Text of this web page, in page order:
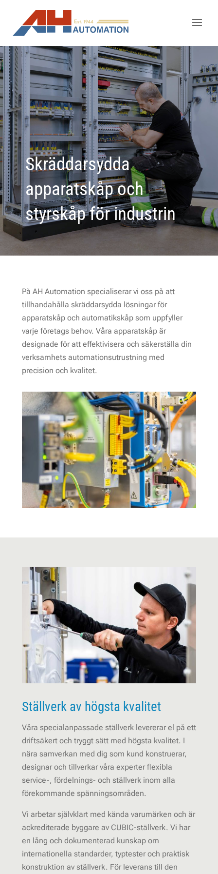
Skräddarsydda
apparatskåp och
styrskåp för industrin
På AH Automation specialiserar vi oss på att
tillhandahålla skräddarsydda lösningar för
apparatskåp och automatikskåp som uppfyller
varje företags behov. Våra apparatskåp är
designade för att effektivisera och säkerställa din
verksamhets automationsutrustning med
precision och kvalitet.
Ställverk av högsta kvalitet
Våra specialanpassade ställverk levererar el på ett
driftsäkert och tryggt sätt med högsta kvalitet. I
nära samverkan med dig som kund konstruerar,
designar och tillverkar våra experter flexibla
service-, fördelnings- och ställverk inom alla
förekommande spänningsområden.
Vi arbetar självklart med kända varumärken och är
ackrediterade byggare av CUBIC-ställverk. Vi har
en lång och dokumenterad kunskap om
internationella standarder, typtester och praktisk
konstruktion av ställverk. För leverans till den